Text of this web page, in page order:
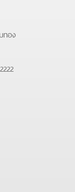
ทอง